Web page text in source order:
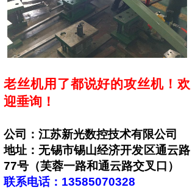
老丝机用了都说好的攻丝机！欢
迎垂询！
公司：江苏新光数控技术有限公司
地址：无锡市锡山经济开发区通云路
77号（芙蓉一路和通云路交叉口）
联系电话：13585070328